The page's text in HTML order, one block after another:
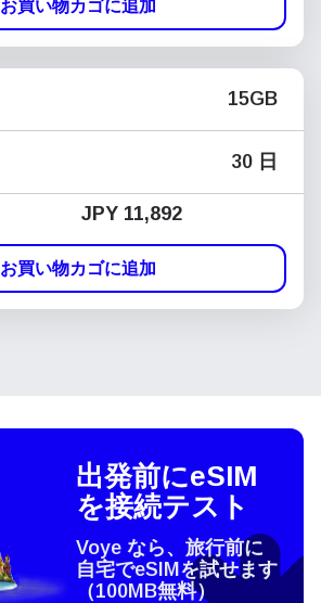
お買い物カゴに追加
15GB
30 日
JPY 11,892
お買い物カゴに追加
出発前にeSIM
を接続テスト
Voye なら、旅行前に
自宅でeSIMを試せます
（100MB無料）